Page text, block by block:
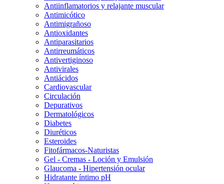
Antiinflamatorios y relajante muscular
Antimicótico
Antimigrañoso
Antioxidantes
Antiparasitarios
Antirreumáticos
Antivertiginoso
Antivirales
Antiácidos
Cardiovascular
Circulación
Depurativos
Dermatológicos
Diabetes
Diuréticos
Esteroides
Fitofármacos-Naturistas
Gel - Cremas - Loción y Emulsión
Glaucoma - Hipertensión ocular
Hidratante íntimo pH